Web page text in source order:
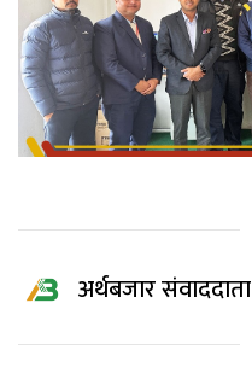
अर्थबजार संवाददाता